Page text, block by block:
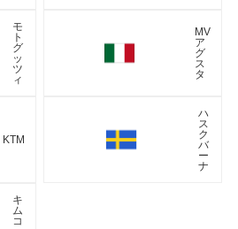
モ
ト
グ
ッ
ツ
ィ
MV
ア
グ
ス
タ
KTM
ハ
ス
ク
バ
ー
ナ
キ
ム
コ